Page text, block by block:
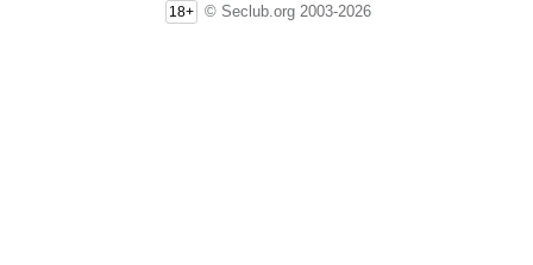
18+ © Seclub.org 2003-2026